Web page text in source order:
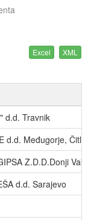
d.d. Travnik
d.d. Međugorje, Čitluk
Z.D.D.Donji
d.d. Sarajevo